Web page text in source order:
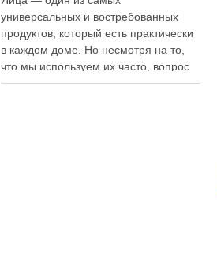
универсальных и востребованных
продуктов, который есть практически
в каждом доме. Но несмотря на то,
что мы используем их часто, вопрос
хранения остаётся актуальным: где